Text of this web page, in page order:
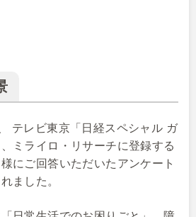
テレビ東京「日経スペシャル ガ
ミライロ・リサーチに登録する
にご回答いただいたアンケート
ました。